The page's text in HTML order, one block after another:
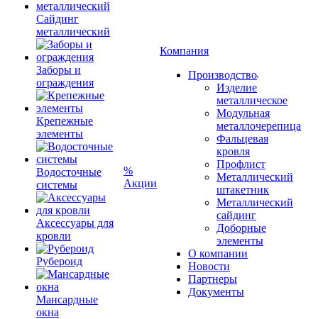
Сайдинг
металлический
Заборы и
ограждения
Крепежные
элементы
Водосточные
системы
Аксессуары для
кровли
Рубероид
Мансардные
окна
%
Акции
Компания
Производство
Изделие
металлическое
Модульная
металлочерепица
Фальцевая
кровля
Профлист
Металлический
штакетник
Металлический
сайдинг
Доборные
элементы
О компании
Новости
Партнеры
Документы